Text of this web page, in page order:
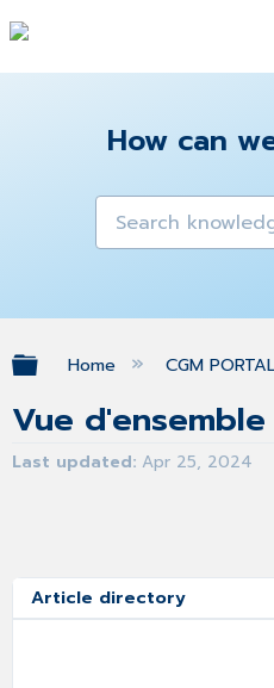
How can
Expand/
Home CGM
Vue d'ensemble
Last updated Apr 25, 2024
Article directory